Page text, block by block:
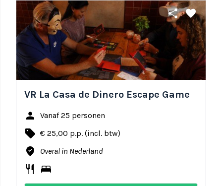
share favorite
VR La Casa de Dinero Escape Game
person Vanaf 25 personen
local_offer € 25,00 p.p. (incl. btw)
where_to_vote Overal in Nederland
restaurant bed